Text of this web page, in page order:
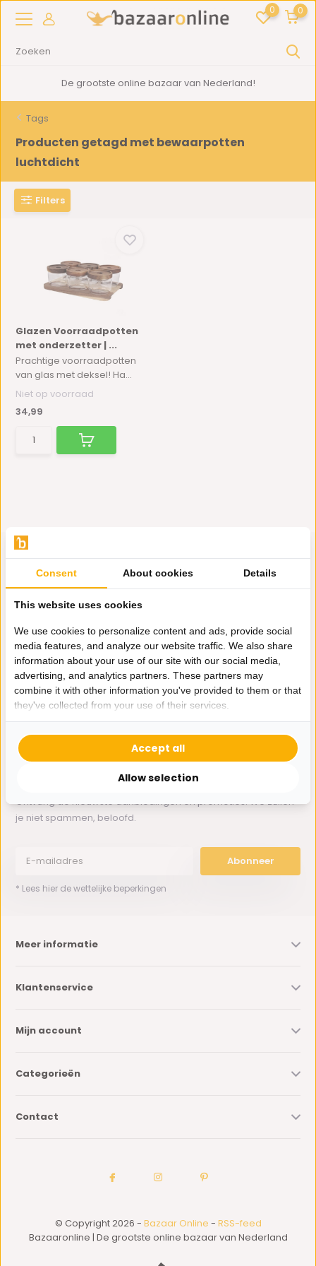
0 0
De grootste online bazaar van Nederland!
Tags
Producten getagd met bewaarpotten
luchtdicht
Filters
Glazen Voorraadpotten
met onderzetter | ...
Prachtige voorraadpotten
van glas met deksel! Ha...
Niet op voorraad
34,99
Hulp nodig?
Whatsapp ons
0162-231130
klantenservice@bazaaronline.nl
Ontvang de nieuwste aanbiedingen en promoties. We zullen
je niet spammen, beloofd.
Abonneer
* Lees hier de wettelijke beperkingen
Meer informatie
Klantenservice
Mijn account
Categorieën
Contact
© Copyright 2026 - Bazaar Online - RSS-feed
Bazaaronline | De grootste online bazaar van Nederland
Consent About cookies Details
This website uses cookies
We use cookies to personalize content and ads, provide social
media features, and analyze our website traffic. We also share
information about your use of our site with our social media,
advertising, and analytics partners. These partners may
combine it with other information you've provided to them or that
they've collected from your use of their services.
Allow selection
Accept all